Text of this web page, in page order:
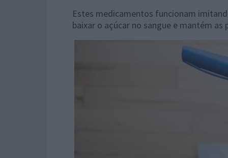
Estes medicamentos funcionam
baixar o açúcar no sangue e mantém